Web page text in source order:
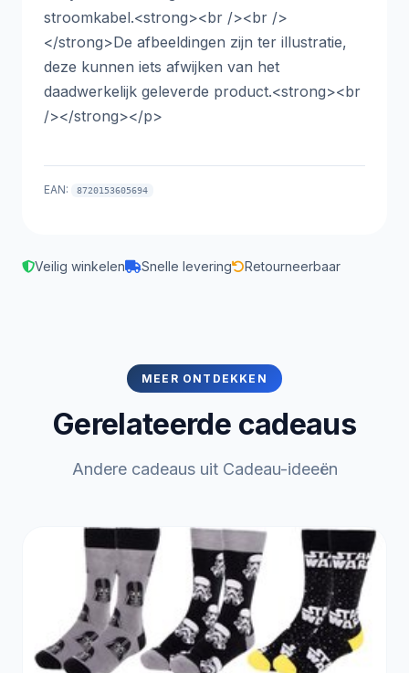
stroomkabel.<strong><br /><br />
</strong>De afbeeldingen zijn ter illustratie,
deze kunnen iets afwijken van het
daadwerkelijk geleverde product.<strong><br
/></strong></p>
EAN: 8720153605694
Veilig winkelen Snelle levering Retourneerbaar
MEER ONTDEKKEN
Gerelateerde cadeaus
Andere cadeaus uit Cadeau-ideeën